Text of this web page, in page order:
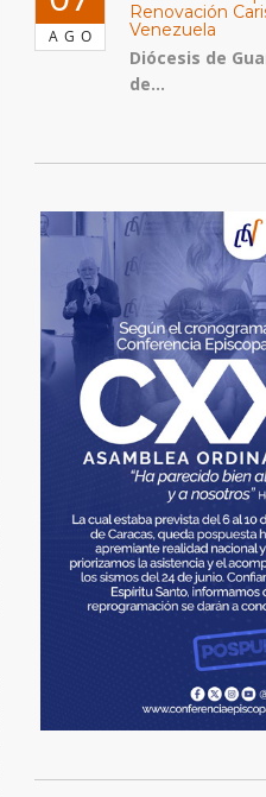
AGO
Renovación
Venezuela
Diócesis de
de...